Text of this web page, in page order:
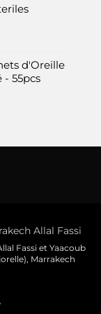
d'Oreille
- 55pcs
Allal Fassi
Fassi et Yaacoub
Marrakech